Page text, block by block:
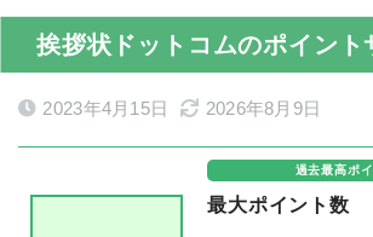
挨拶状ドットコムのポイント
2023年4月15日 2026年8月9日
過去最高ポイ
最大ポイント数